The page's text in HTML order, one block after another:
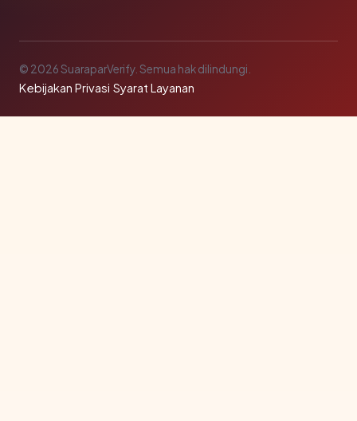
© 2026 SuaraparVerify. Semua hak dilindungi.
Kebijakan Privasi·Syarat Layanan